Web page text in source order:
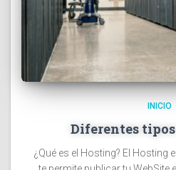
INICIO
Diferentes
¿Qué es el Hosting? El Hosting